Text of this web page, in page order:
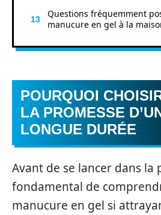
Questions fréquemment
manucure en gel à la
POURQUOI
LA PROMESSE
LONGUE DURÉE
Avant de se lancer dans la
fondamental de
manucure en gel si